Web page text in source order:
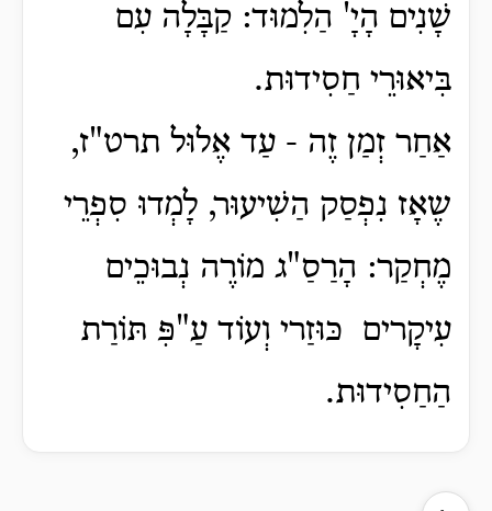
שָׁנִים הָיָ' הַלִמוּד: קַבָּלָה עִם
בִּיאוּרֵי חַסִידוּת.
אַחַר זְמַן זֶה - עַד אֶלוּל תרט"ז,
שֶאָז נִפְסַק הַשִׁיעוּר, לָמְדוּ סִפְרֵי
מֶחְקַר: הָרַסַ"ג מוֹרֶה נְבוּכֵים
עִיקָרים כּוּזַרי וְעוֹד עַ"פִּ תּוֹרַת
הַחַסִידוּת.